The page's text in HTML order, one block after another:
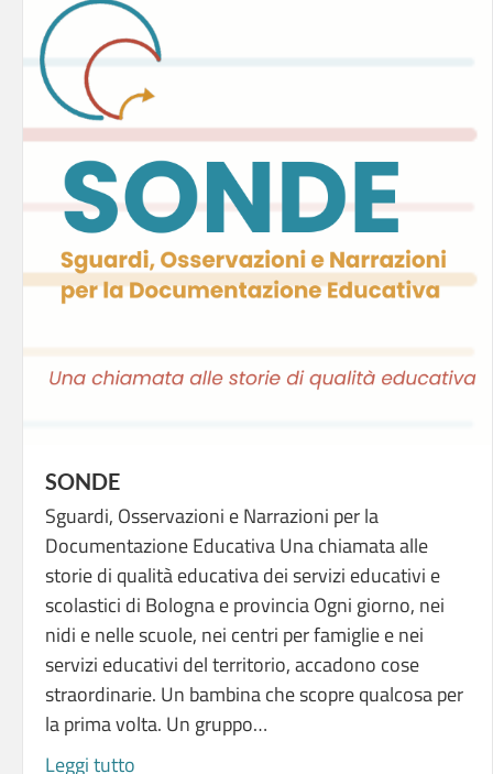
SONDE
Sguardi, Osservazioni e Narrazioni per la
Documentazione Educativa Una chiamata alle
storie di qualità educativa dei servizi educativi e
scolastici di Bologna e provincia Ogni giorno, nei
nidi e nelle scuole, nei centri per famiglie e nei